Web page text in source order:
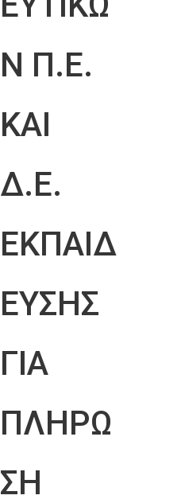
Ν Π.Ε.
ΚΑΙ
Δ.Ε.
ΕΚΠΑΙΔ
ΕΥΣΗΣ
ΓΙΑ
ΠΛΗΡΩ
ΣΗ